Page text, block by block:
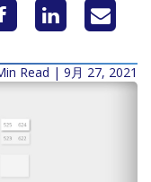
Read | 9月 27, 2021